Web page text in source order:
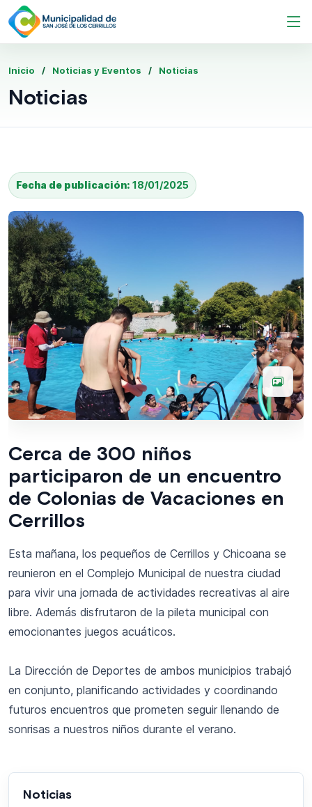
Inicio Noticias y Eventos Noticias
Noticias
Fecha de publicación: 18/01/2025
Cerca de 300 niños
participaron de un encuentro
de Colonias de Vacaciones en
Cerrillos
Esta mañana, los pequeños de Cerrillos y Chicoana se
reunieron en el Complejo Municipal de nuestra ciudad
para vivir una jornada de actividades recreativas al aire
libre. Además disfrutaron de la pileta municipal con
emocionantes juegos acuáticos.
La Dirección de Deportes de ambos municipios trabajó
en conjunto, planificando actividades y coordinando
futuros encuentros que prometen seguir llenando de
sonrisas a nuestros niños durante el verano.
Noticias